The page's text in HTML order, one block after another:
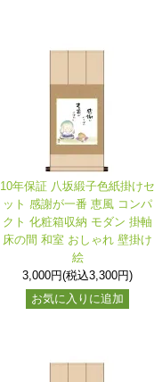
10年保証 八坂緞子色紙掛けセ
ット 感謝が一番 恵風 コンパ
クト 化粧箱収納 モダン 掛軸
床の間 和室 おしゃれ 壁掛け
絵
3,000円(税込3,300円)
お気に入りに追加